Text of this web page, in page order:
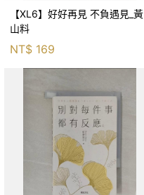
【XL6】好好再見 不負遇見_黃
山料
NT$ 169